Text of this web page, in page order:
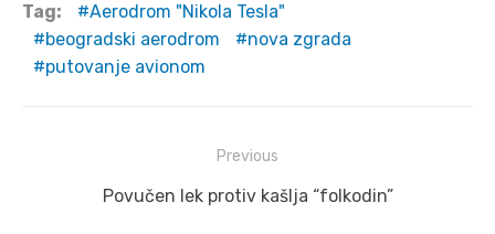
Tag:
Aerodrom "Nikola Tesla"
beogradski aerodrom
nova zgrada
putovanje avionom
navigation
Previous
Previous
Povučen lek protiv kašlja “folkodin”